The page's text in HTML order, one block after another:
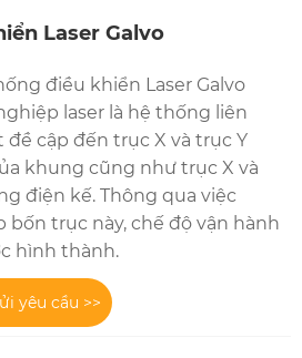
Laser Galvo
điều khiển Laser Galvo
laser là hệ thống liên
đề cập đến trục X và trục Y
khung cũng như trục X và
điện kế. Thông qua việc
trục này, chế độ vận hành
hình thành.
yêu cầu >>